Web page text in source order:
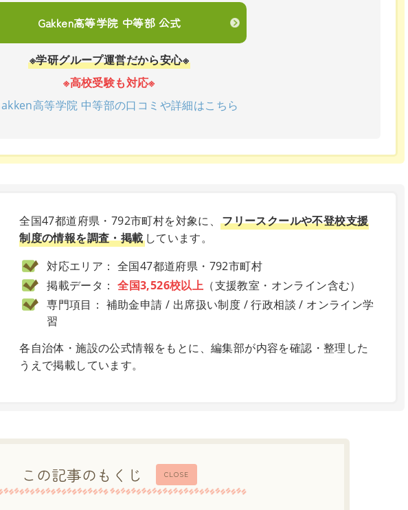
Gakken高等学院 中等部 公式
※学研グループ運営だから安心※
※高校受験も対応※
高等学院 中等部の口コミや詳細はこちら
全国47都道府県・792市町村を対象に、フリースクールや不登校支援
制度の情報を調査・掲載しています。
対応エリア： 全国47都道府県・792市町村
掲載データ：全国3,526校以上 （支援教室・オンライン含む）
専門項目： 補助金申請 / 出席扱い制度 / 行政相談 / オンライン学
習
各自治体・施設の公式情報をもとに、編集部が内容を確認・整理した
うえで掲載しています。
CLOSE
この記事のもくじ